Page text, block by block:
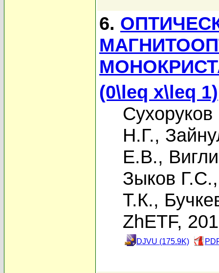
6.
(0\leq x\leq 1)
Н.Г.,
Е.В.,
Зыков Г.С.
Т.К.,
ZhETF,
DJVU (175.9K)